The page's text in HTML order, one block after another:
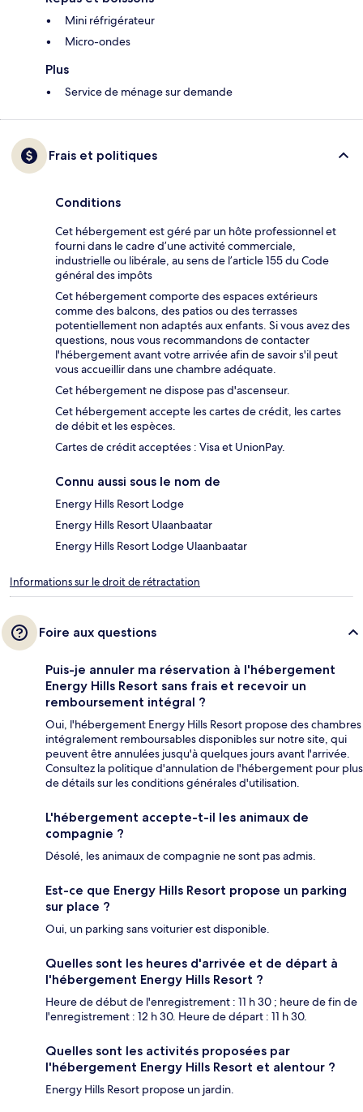
Mini réfrigérateur
Micro-ondes
Plus
Service de ménage sur demande
Frais et politiques
Conditions
Cet hébergement est géré par un hôte professionnel et
fourni dans le cadre d’une activité commerciale,
industrielle ou libérale, au sens de l’article 155 du Code
général des impôts
Cet hébergement comporte des espaces extérieurs
comme des balcons, des patios ou des terrasses
potentiellement non adaptés aux enfants. Si vous avez des
questions, nous vous recommandons de contacter
l'hébergement avant votre arrivée afin de savoir s'il peut
vous accueillir dans une chambre adéquate.
Cet hébergement ne dispose pas d'ascenseur.
Cet hébergement accepte les cartes de crédit, les cartes
de débit et les espèces.
Cartes de crédit acceptées : Visa et UnionPay.
Connu aussi sous le nom de
Energy Hills Resort Lodge
Energy Hills Resort Ulaanbaatar
Energy Hills Resort Lodge Ulaanbaatar
Informations sur le droit de rétractation
Foire aux questions
Puis-je annuler ma réservation à l'hébergement
Energy Hills Resort sans frais et recevoir un
remboursement intégral ?
Oui, l'hébergement Energy Hills Resort propose des chambres
intégralement remboursables disponibles sur notre site, qui
peuvent être annulées jusqu'à quelques jours avant l'arrivée.
Consultez la politique d'annulation de l'hébergement pour plus
de détails sur les conditions générales d'utilisation.
L'hébergement accepte-t-il les animaux de
compagnie ?
Désolé, les animaux de compagnie ne sont pas admis.
Est-ce que Energy Hills Resort propose un parking
sur place ?
Oui, un parking sans voiturier est disponible.
Quelles sont les heures d'arrivée et de départ à
l'hébergement Energy Hills Resort ?
Heure de début de l'enregistrement : 11 h 30 ; heure de fin de
l'enregistrement : 12 h 30. Heure de départ : 11 h 30.
Quelles sont les activités proposées par
l'hébergement Energy Hills Resort et alentour ?
Energy Hills Resort propose un jardin.